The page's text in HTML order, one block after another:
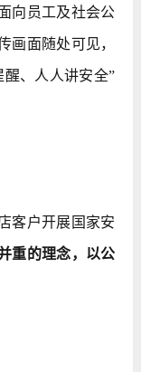
向员工及社会公
画面随处可见，
、人人讲安全”
客户开展国家安
重的理念，以公